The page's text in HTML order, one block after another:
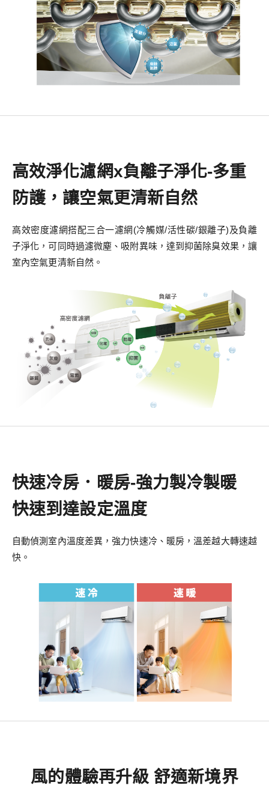
高效淨化濾網x負離子淨化-多重
防護，讓空氣更清新自然
高效密度濾網搭配三合一濾網(冷觸媒/活性碳/銀離子)及負離
子淨化，可同時過濾微塵、吸附異味，達到抑菌除臭效果，讓
室內空氣更清新自然。
快速冷房．暖房-強力製冷製暖
快速到達設定溫度
自動偵測室內溫度差異，強力快速冷、暖房，溫差越大轉速越
快。
風的體驗再升級 舒適新境界